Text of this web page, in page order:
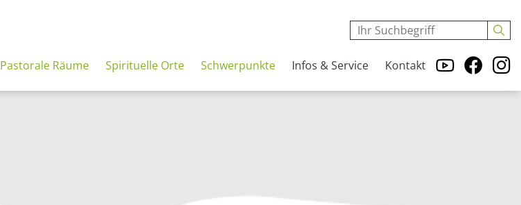
Pastorale Räume Spirituelle Orte Schwerpunkte Infos & Service Kontakt